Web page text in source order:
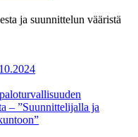
ja suunnittelun vääristä
– ”Suunnittelijalla ja